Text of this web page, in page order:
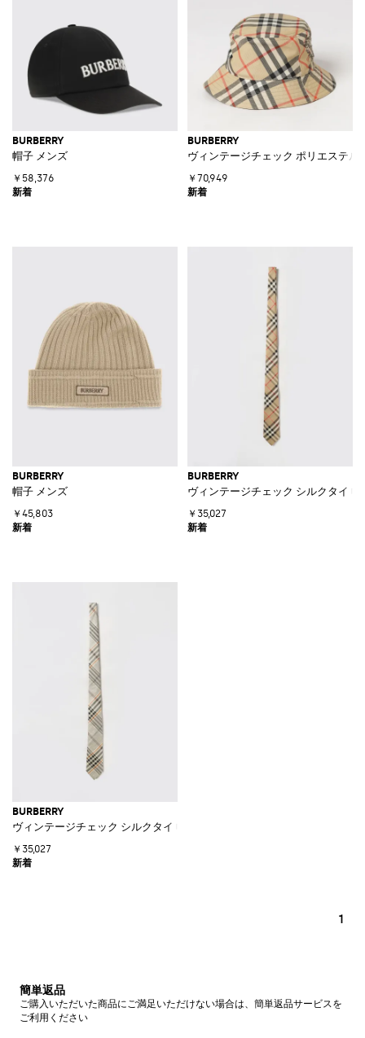
BURBERRY
帽子 メンズ
￥58,376
BURBERRY
ヴィンテージチェック ポリエステル
￥70,949
BURBERRY
帽子 メンズ
￥45,803
BURBERRY
ヴィンテージチェック シルクタイ 幅
￥35,027
BURBERRY
ヴィンテージチェック シルクタイ 幅7cm
￥35,027
1
簡単返品
ご購入いただいた商品にご満足いただけない場合は、簡単返品サービスを
ご利用ください